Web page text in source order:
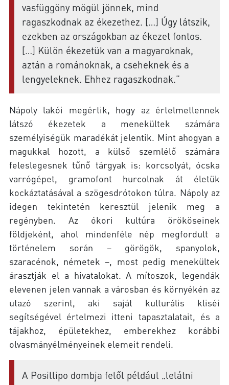
vasfüggöny mögül jönnek, mind
ragaszkodnak az ékezethez. […] Úgy látszik,
ezekben az országokban az ékezet fontos.
[…] Külön ékezetük van a magyaroknak,
aztán a románoknak, a cseheknek és a
lengyeleknek. Ehhez ragaszkodnak.”
Nápoly lakói megértik, hogy az értelmetlennek
látszó ékezetek a menekültek számára
személyiségük maradékát jelentik. Mint ahogyan a
magukkal hozott, a külső szemlélő számára
feleslegesnek tűnő tárgyak is: korcsolyát, ócska
varrógépet, gramofont hurcolnak át életük
kockáztatásával a szögesdrótokon túlra. Nápoly az
idegen tekintetén keresztül jelenik meg a
regényben. Az ókori kultúra örököseinek
földjeként, ahol mindenféle nép megfordult a
történelem során – görögök, spanyolok,
szaracénok, németek –, most pedig menekültek
árasztják el a hivatalokat. A mítoszok, legendák
elevenen jelen vannak a városban és környékén az
utazó szerint, aki saját kulturális kliséi
segítségével értelmezi itteni tapasztalatait, és a
tájakhoz, épületekhez, emberekhez korábbi
olvasmányélményeinek elemeit rendeli.
A Posillipo dombja felől például „lelátni